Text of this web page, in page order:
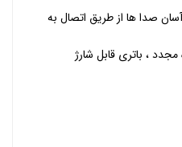
گیگ ، شنیدن آسان صدا ها از طریق اتصال به
، باتری قابل شارژ